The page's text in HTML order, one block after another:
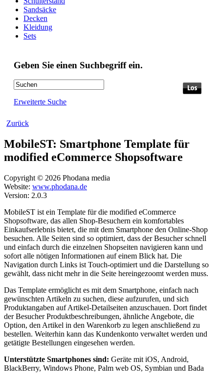
Sandsäcke
Decken
Kleidung
Sets
Geben Sie einen Suchbegriff ein.
Erweiterte Suche
Zurück
MobileST: Smartphone Template für
modified eCommerce Shopsoftware
Copyright © 2026 Phodana media
Website: www.phodana.de
Version: 2.0.3
MobileST ist ein Template für die modified eCommerce
Shopsoftware, das allen Shop-Besuchern ein komfortables
Einkaufserlebnis bietet, die mit dem Smartphone den Online-Shop
besuchen. Alle Seiten sind so optimiert, dass der Besucher schnell
und einfach durch die einzelnen Shopseiten navigieren kann und
sofort alle nötigen Informationen auf einem Blick hat. Die
Navigation durch Links ist Touch-optimiert und die Darstellung so
gewählt, dass nicht mehr in die Seite hereingezoomt werden muss.
Das Template ermöglicht es mit dem Smartphone, einfach nach
gewünschten Artikeln zu suchen, diese aufzurufen, und sich
Produktangaben auf Artikel-Detailseiten anzuschauen. Dort findet
der Besucher Produktbeschreibungen, ähnliche Angebote, die
Option, den Artikel in den Warenkorb zu legen anschließend zu
bestellen. Weiterhin kann das Kundenkonto verwaltet werden und
getätigte Bestellungen eingesehen werden.
Unterstützte Smartphones sind: Geräte mit iOS, Android,
BlackBerry, Windows Phone, Palm web OS, Symbian und Bada